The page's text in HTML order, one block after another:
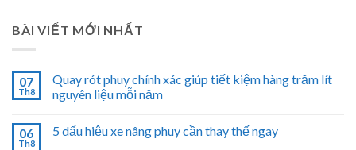
BÀI VIẾT MỚI NHẤT
07
Th8
Quay rót phuy chính xác giúp tiết kiệm hàng trăm lít
nguyên liệu mỗi năm
06
Th8
5 dấu hiệu xe nâng phuy cần thay thế ngay